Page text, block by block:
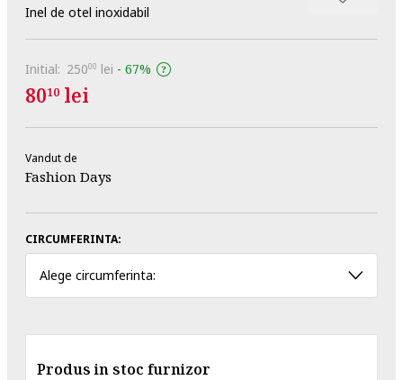
Inel de otel inoxidabil
Initial: 25000 lei - 67%
8010 lei
Vandut de
Fashion Days
CIRCUMFERINTA:
Alege circumferinta:
Produs in stoc furnizor